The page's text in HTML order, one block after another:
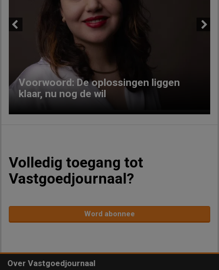
Voorwoord: De oplossingen liggen
klaar, nu nog de wil
Volledig toegang tot
Vastgoedjournaal?
Word abonnee
Over Vastgoedjournaal